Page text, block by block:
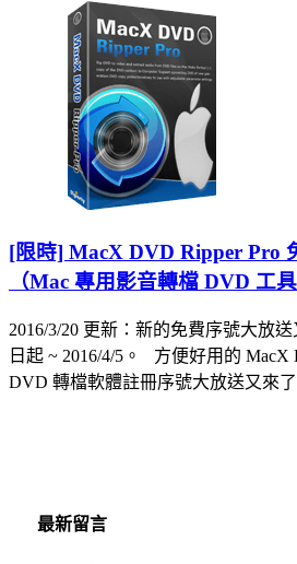
[限時] MacX DVD Ripper Pro
（Mac 專用影音轉檔 DVD 工具
2016/3/20 更新：新的免費序號大放
日起 ~ 2016/4/5。 方便好用的 MacX
DVD 轉檔軟體註冊序號大放送又來
最新留言